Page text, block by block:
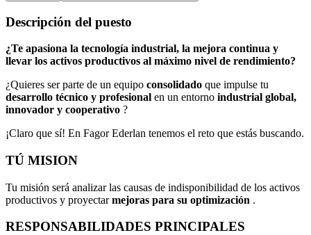
Descripción del puesto
¿Te apasiona la tecnología industrial, la mejora continua y
llevar los activos productivos al máximo nivel de rendimiento?
¿Quieres ser parte de un equipo consolidado que impulse tu
desarrollo técnico y profesional en un entorno industrial global,
innovador y cooperativo ?
¡Claro que sí! En Fagor Ederlan tenemos el reto que estás buscando.
TÚ MISION
Tu misión será analizar las causas de indisponibilidad de los activos
productivos y proyectarmejoras para su optimización .
RESPONSABILIDADES PRINCIPALES